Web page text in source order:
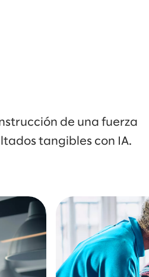
de una fuerza
tangibles con IA.